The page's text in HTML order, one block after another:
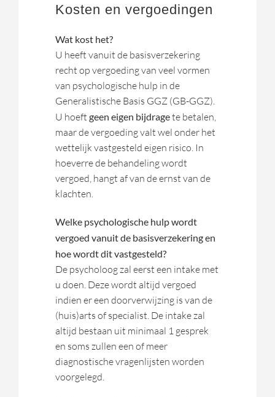
Kosten en vergoedingen
Wat kost het?
U heeft vanuit de basisverzekering
recht op vergoeding van veel vormen
van psychologische hulp in de
Generalistische Basis GGZ (GB-GGZ).
U hoeft geen eigen bijdragete betalen,
maar de vergoeding valt wel onder het
wettelijk vastgesteld eigen risico. In
hoeverre de behandeling wordt
vergoed, hangt af van de ernst van de
klachten.
Welke psychologische hulp wordt
vergoed vanuit de basisverzekering en
hoe wordt dit vastgesteld?
De psycholoog zal eerst een intake met
u doen. Deze wordt altijd vergoed
indien er een doorverwijzing is van de
(huis)arts of specialist. De intake zal
altijd bestaan uit minimaal 1 gesprek
en soms zullen een of meer
diagnostische vragenlijsten worden
voorgelegd.